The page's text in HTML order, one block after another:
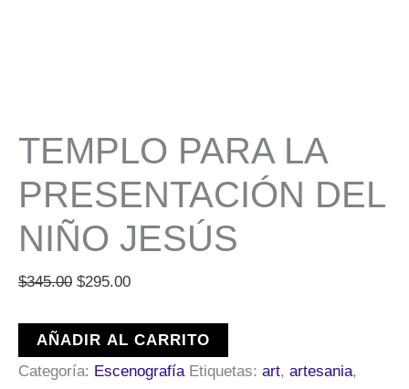
TEMPLO PARA LA
PRESENTACIÓN DEL
NIÑO JESÚS
$345.00 $295.00
AÑADIR AL CARRITO
Categoría: Escenografía Etiquetas: art, artesania,